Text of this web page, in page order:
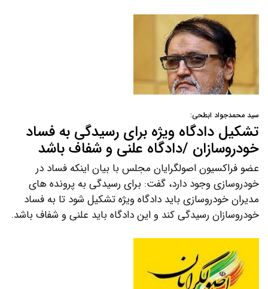
سید محمدجواد ابطحی:
تشکیل دادگاه ویژه برای رسیدگی به فساد
خودروسازان /دادگاه علنی و شفاف باشد
عضو فراکسیون اصولگرایان مجلس با بیان اینکه فساد در
خودروسازی وجود دارد، گفت: برای رسیدگی به پرونده های
مدیران خودروسازی باید دادگاه ویژه تشکیل شود تا به فساد
خودروسازان رسیدگی کند و این دادگاه باید علنی و شفاف باشد.